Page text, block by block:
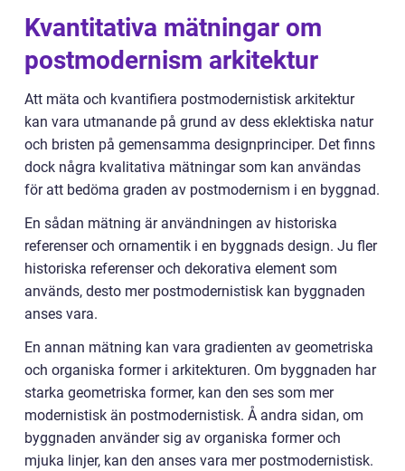
Kvantitativa mätningar om
postmodernism arkitektur
Att mäta och kvantifiera postmodernistisk arkitektur
kan vara utmanande på grund av dess eklektiska natur
och bristen på gemensamma designprinciper. Det finns
dock några kvalitativa mätningar som kan användas
för att bedöma graden av postmodernism i en byggnad.
En sådan mätning är användningen av historiska
referenser och ornamentik i en byggnads design. Ju fler
historiska referenser och dekorativa element som
används, desto mer postmodernistisk kan byggnaden
anses vara.
En annan mätning kan vara gradienten av geometriska
och organiska former i arkitekturen. Om byggnaden har
starka geometriska former, kan den ses som mer
modernistisk än postmodernistisk. Å andra sidan, om
byggnaden använder sig av organiska former och
mjuka linjer, kan den anses vara mer postmodernistisk.